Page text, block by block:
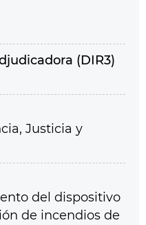
(DIR3)
Justicia y
del dispositivo
de incendios de